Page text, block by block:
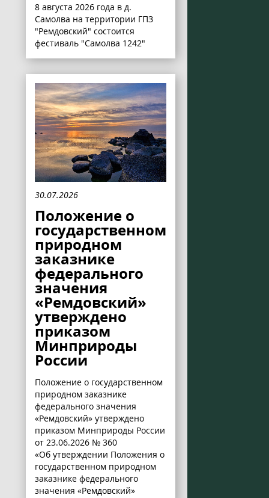
8 августа 2026 года в д.
Самолва на территории ГПЗ
"Ремдовский" состоится
фестиваль "Самолва 1242"
30.07.2026
Положение о
государственном
природном
заказнике
федерального
значения
«Ремдовский»
утверждено
приказом
Минприроды
России
Положение о государственном
природном заказнике
федерального значения
«Ремдовский» утверждено
приказом Минприроды России
от 23.06.2026 № 360
«Об утверждении Положения о
государственном природном
заказнике федерального
значения «Ремдовский»